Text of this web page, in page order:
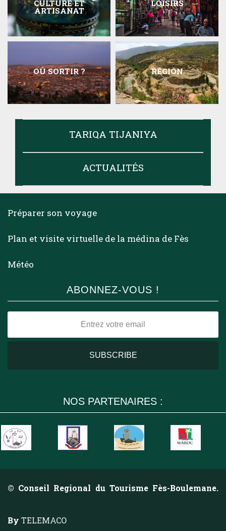
CULTURE ET
ARTISANAT
LOISIRS
OÙ SORTIR ? RÉGION
TARIQA TIJANIYA
ACTUALITÉS
Préparer son voyage
Plan et visite virtuelle de la médina de Fès
Météo
ABONNEZ-VOUS !
NOS PARTENAIRES :
© Conseil Regional du Tourisme Fès-Boulemane.
By TELEMACO